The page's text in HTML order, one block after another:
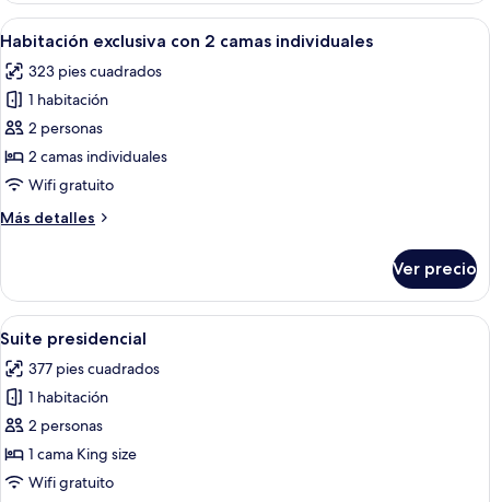
exclusiva
Abrir
todas
las
fotos
de
Habitación
exclusiva
2
Habitación de hotel con dos camas,
3
Habitación exclusiva con 2 camas individuales
323 pies cuadrados
1 habitación
2 personas
2 camas individuales
Wifi gratuito
Más detalles
Más
exclusiva
con
2
individuales
Ver precio
Abrir
todas
las
fotos
de
Suite
presidencial
Habitación de hotel moderna con
4
Suite presidencial
377 pies cuadrados
1 habitación
2 personas
1 cama King size
Wifi gratuito